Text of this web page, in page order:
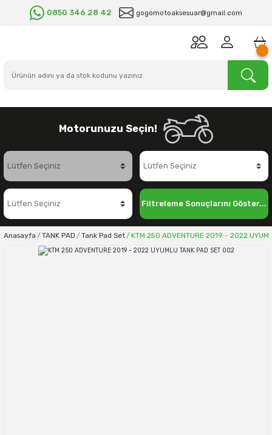
0850 346 28 42 gogomotoaksesuar@gmail.com
Motorunuzu Seçin!
Filtreleme Sonuçlarını Göster...
Anasayfa TANK PAD Tank Pad Set KTM 250 ADVENTURE 2019 - 2022